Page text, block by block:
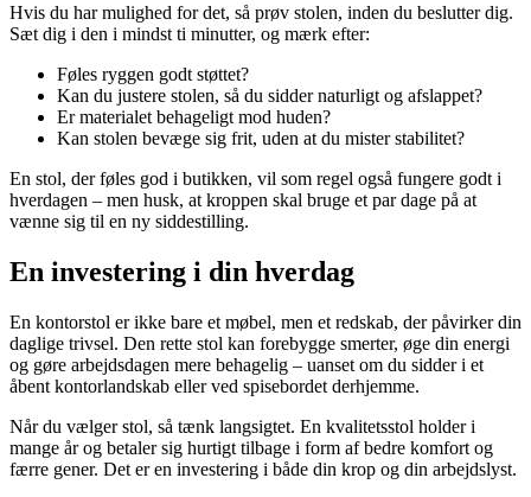
Hvis du har mulighed for det, så prøv stolen, inden du beslutter dig.
Sæt dig i den i mindst ti minutter, og mærk efter:
Føles ryggen godt støttet?
Kan du justere stolen, så du sidder naturligt og afslappet?
Er materialet behageligt mod huden?
Kan stolen bevæge sig frit, uden at du mister stabilitet?
En stol, der føles god i butikken, vil som regel også fungere godt i
hverdagen – men husk, at kroppen skal bruge et par dage på at
vænne sig til en ny siddestilling.
En investering i din hverdag
En kontorstol er ikke bare et møbel, men et redskab, der påvirker din
daglige trivsel. Den rette stol kan forebygge smerter, øge din energi
og gøre arbejdsdagen mere behagelig – uanset om du sidder i et
åbent kontorlandskab eller ved spisebordet derhjemme.
Når du vælger stol, så tænk langsigtet. En kvalitetsstol holder i
mange år og betaler sig hurtigt tilbage i form af bedre komfort og
færre gener. Det er en investering i både din krop og din arbejdslyst.